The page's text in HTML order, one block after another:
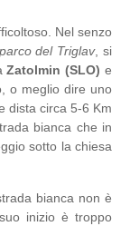
Nel senzo
parco del Triglav, si
Zatolmin (SLO) e
o meglio dire uno
dista circa 5-6 Km
bianca che in
sotto la chiesa
bianca non è
inizio è troppo